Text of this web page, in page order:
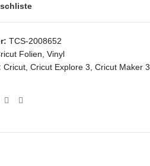
TCS-2008652
Folien Vinyl
Cricut, Cricut Explore 3 Cricut Maker 3